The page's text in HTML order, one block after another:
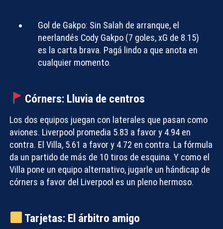
Gol de Gakpo: Sin Salah de arranque, el
neerlandés Cody Gakpo (7 goles, xG de 8.15)
es la carta brava. Pagá lindo a que anota en
cualquier momento.
Córners: Lluvia de centros
Los dos equipos juegan con laterales que pasan como
aviones. Liverpool promedia 5.83 a favor y 4.94 en
contra. El Villa, 5.61 a favor y 4.72 en contra. La fórmula
da un partido de más de 10 tiros de esquina. Y como el
Villa pone un equipo alternativo, jugarle un hándicap de
córners a favor del Liverpool es un pleno hermoso.
Tarjetas: El árbitro amigo